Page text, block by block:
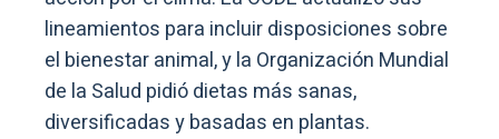
lineamientos para incluir disposiciones sobre
el bienestar animal, y la Organización Mundial
de la Salud pidió dietas más sanas,
diversificadas y basadas en plantas.